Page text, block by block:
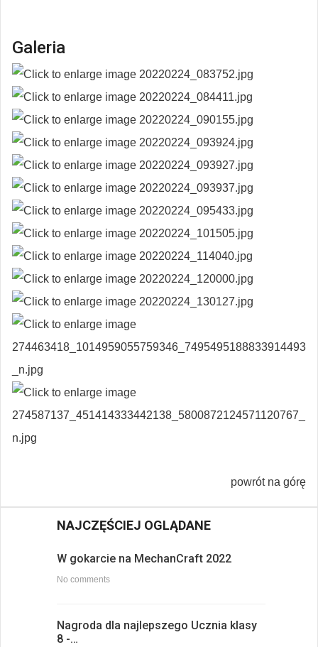
Galeria
powrót na górę
NAJCZĘŚCIEJ OGLĄDANE
W gokarcie na MechanCraft 2022
No comments
Nagroda dla najlepszego Ucznia klasy
8 -…